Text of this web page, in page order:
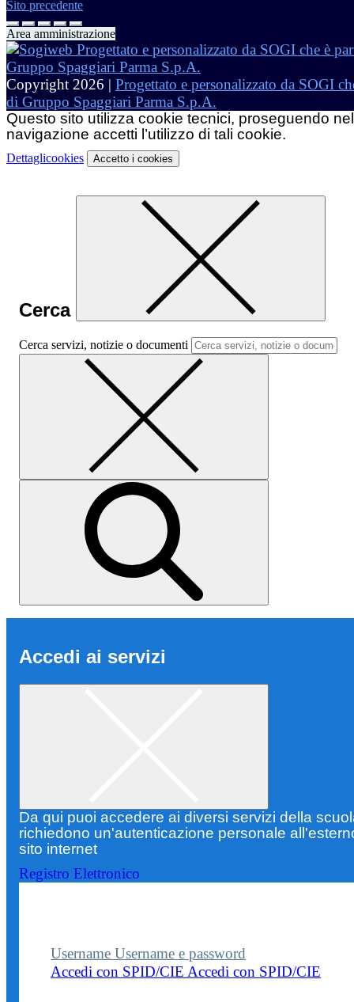
Sito precedente
Area amministrazione
Copyright 2026 | Progettato e personalizzato da SOGI
di Gruppo Spaggiari Parma S.p.A.
Questo sito utilizza cookie tecnici, proseguendo
navigazione accetti l’utilizzo di tali cookie.
Dettaglicookies Accetto i cookies
Cerca
Cerca servizi, notizie o documenti
Accedi ai servizi
Da qui puoi accedere ai diversi servizi della
richiedono un'autenticazione personale
sito internet
Registro Elettronico
Username Username e password
Accedi con SPID/CIE Accedi con SPID/CIE